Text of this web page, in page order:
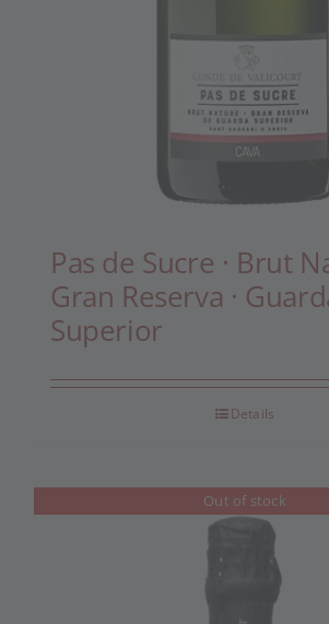
Pas de Sucre · Brut
Gran Reserva ·
Superior
Details
Out of stock